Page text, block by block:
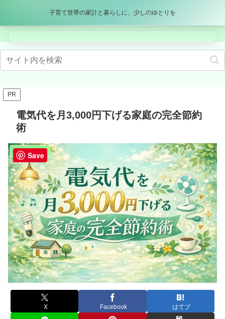
子育て世帯の家計と暮らしに、少しのゆとりを
PR
電気代を月3,000円下げる家庭の完全節約
術
💰 家計×節約術
X Facebook はてブ
パパママブログ
Save